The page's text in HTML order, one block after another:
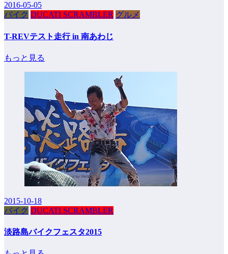
2016-05-05
バイク DUCATI SCRAMBLER グルメ
T-REVテスト走行 in 南あわじ
もっと見る
2015-10-18
バイク DUCATI SCRAMBLER
淡路島バイクフェスタ2015